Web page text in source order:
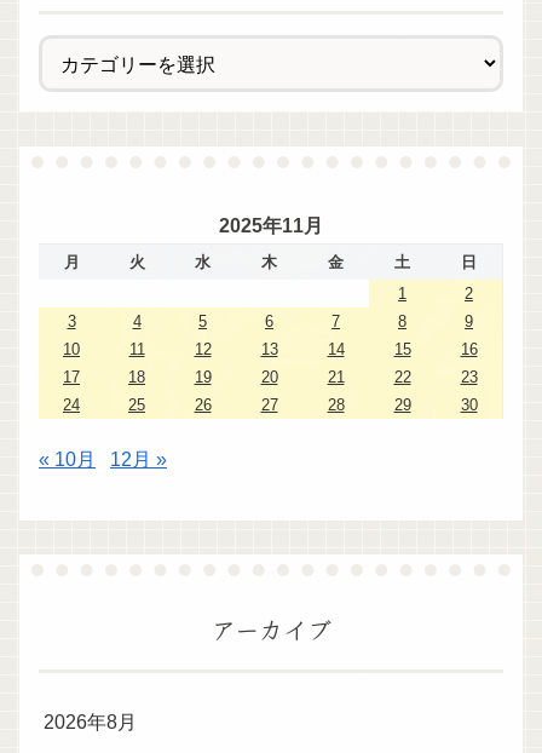
2025年11月
月 火 水 木 金 土
日
1
2
3
4 5 6 7 8
9
10
11 12 13 14 15
16
17
18 19 20 21 22
23
24
25 26 27 28 29 30
« 10月 12月 »
アーカイブ
2026年8月